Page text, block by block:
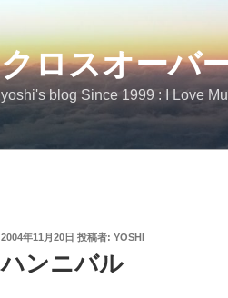
クロスオーバ
yoshi's blog Since 1999 : I Love
投
日:
2004年11月20日 投稿者: YOSHI
ハンニバル